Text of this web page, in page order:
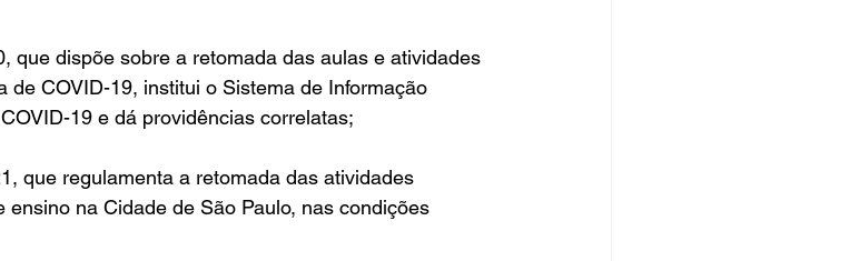
que dispõe sobre a retomada das aulas e atividades
de COVID-19, institui o Sistema de Informação
19 e dá providências correlatas;
que regulamenta a retomada das atividades
ensino na Cidade de São Paulo, nas condições